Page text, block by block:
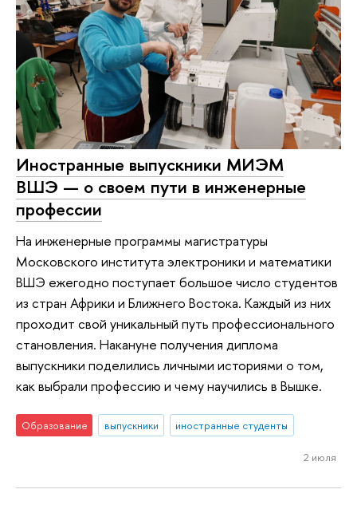
Иностранные выпускники МИЭМ
ВШЭ — о своем пути в инженерные
профессии
На инженерные программы магистратуры
Московского института электроники и математики
ВШЭ ежегодно поступает большое число студентов
из стран Африки и Ближнего Востока. Каждый из них
проходит свой уникальный путь профессионального
становления. Накануне получения диплома
выпускники поделились личными историями о том,
как выбрали профессию и чему научились в Вышке.
Образование выпускники иностранные студенты
2 июля